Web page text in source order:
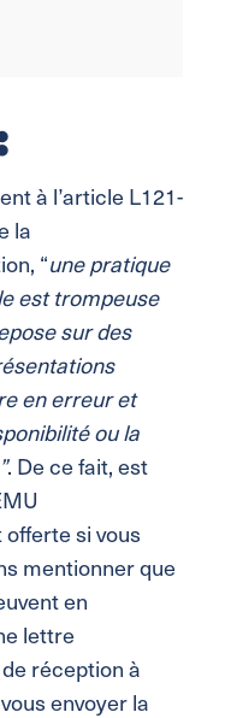
à l’article L121-
la
“une pratique
est trompeuse
sur des
en erreur et
ou la
. Dece fait, est
si vous
mentionner que
en
lettre
réception à
envoyer la